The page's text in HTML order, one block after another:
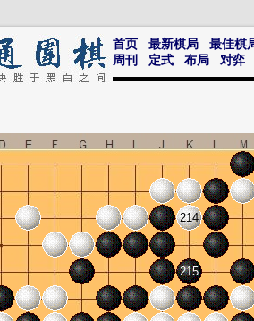
首页 最新棋局
最佳棋
周刊
定式 布局 对弈
214
215